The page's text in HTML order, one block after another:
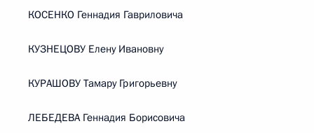
КОСЕНКО Геннадия Гавриловича
КУЗНЕЦОВУ Елену Ивановну
КУРАШОВУ Тамару Григорьевну
ЛЕБЕДЕВА Геннадия Борисовича